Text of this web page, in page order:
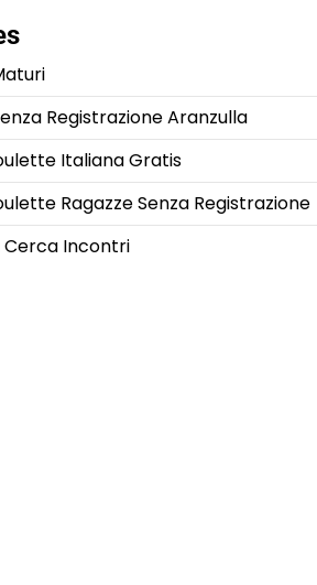
Registrazione Aranzulla
Italiana Gratis
Ragazze Senza Registrazione
Cerca Incontri